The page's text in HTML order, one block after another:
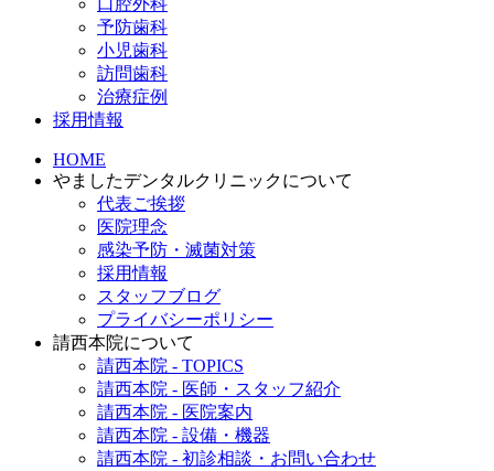
口腔外科
予防歯科
小児歯科
訪問歯科
治療症例
採用情報
HOME
やましたデンタルクリニックについて
代表ご挨拶
医院理念
感染予防・滅菌対策
採用情報
スタッフブログ
プライバシーポリシー
請西本院について
請西本院 - TOPICS
請西本院 - 医師・スタッフ紹介
請西本院 - 医院案内
請西本院 - 設備・機器
請西本院 - 初診相談・お問い合わせ